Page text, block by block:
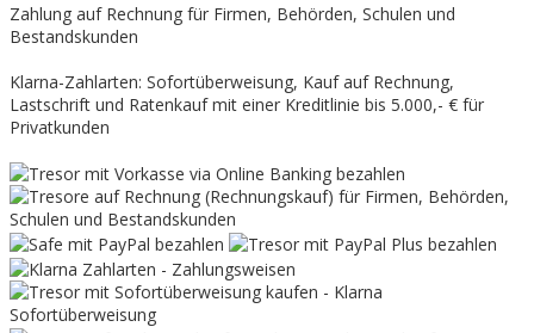
Zahlung auf Rechnung für Firmen, Behörden, Schulen und
Bestandskunden
Klarna-Zahlarten: Sofortüberweisung, Kauf auf Rechnung,
Lastschrift und Ratenkauf mit einer Kreditlinie bis 5.000,- € für
Privatkunden